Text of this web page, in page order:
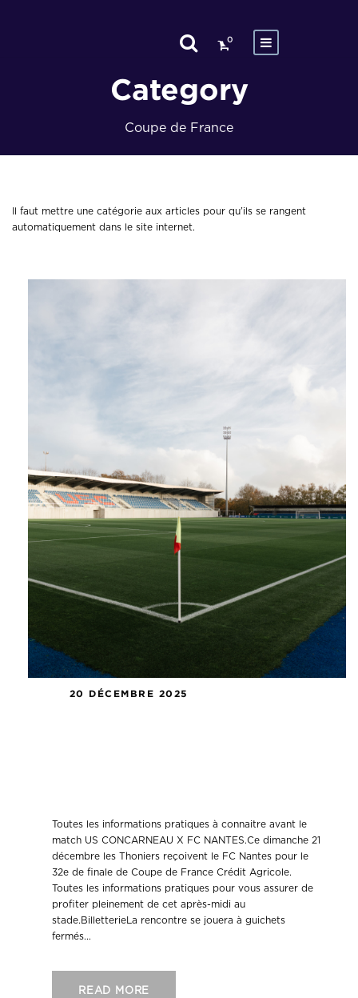
0
Category
Coupe de France
Il faut mettre une catégorie aux articles pour qu’ils se rangent
automatiquement dans le site internet.
20 DÉCEMBRE 2025
Toutes les informations pratiques à connaitre avant le
match US CONCARNEAU X FC NANTES.Ce dimanche 21
décembre les Thoniers reçoivent le FC Nantes pour le
32e de finale de Coupe de France Crédit Agricole.
Toutes les informations pratiques pour vous assurer de
profiter pleinement de cet après-midi au
stade.BilletterieLa rencontre se jouera à guichets
fermés...
READ MORE